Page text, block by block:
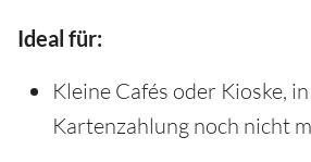
Ideal für:
Kleine Cafés oder Kioske,
Kartenzahlung noch nicht